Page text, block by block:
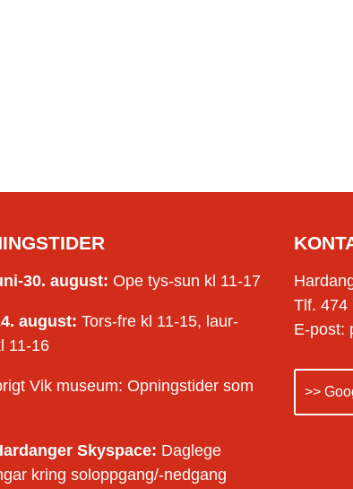
30. august: Ope tys-sun kl 11-17
august: Tors-fre kl 11-15, laur-
11-16
Vik museum: Opningstider som
Skyspace: Daglege
kring soloppgang/-nedgang
Tlf. 474
E-post:
>>